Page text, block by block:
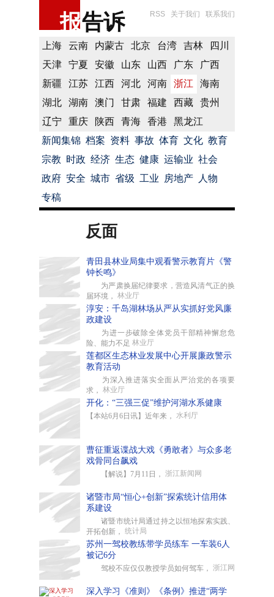
报告诉 RSS 关于我们 联系我们
上海 云南 内蒙古 北京 台湾 吉林
四川
天津
宁夏 安徽 山东 山西 广东
广西
新疆
江苏 江西 河北 河南 浙江
海南
湖北
湖南 澳门 甘肃 福建 西藏
贵州
辽宁
重庆 陕西 青海 香港
黑龙江
新闻集锦 档案 资料 事故 体育 文化 教育
宗教 时政 经济 生态 健康 运输业 社会
政府 安全 城市 省级 工业 房地产
人物
专稿
反面
青田县林业局集中观看警示教育片《警
钟长鸣》
为严肃换届纪律要求，营造风清气正的换
届环境， 林业厅
淳安：千岛湖林场从严从实抓好党风廉
政建设
为进一步破除全体党员干部精神懈怠危
险、能力不足 林业厅
莲都区生态林业发展中心开展廉政警示
教育活动
为深入推进落实全面从严治党的各项要
求， 林业厅
开化：“三强三促”维护河湖水系健康
【本站6月6日讯】近年来， 水利厅
曹征重返谍战大戏《勇敢者》与众多老
戏骨同台飙戏
【解说】7月11日， 浙江新闻网
诸暨市局“恒心+创新”探索统计信用体
系建设
诸暨市统计局通过持之以恒地探索实践、
开拓创新， 统计局
苏州一驾校教练带学员练车 一车装6人
被记6分
驾校不应仅仅教授学员如何驾车， 浙江网
深入学习《准则》《条例》推进“两学